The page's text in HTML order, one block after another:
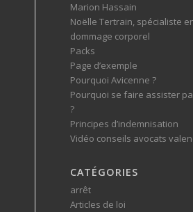
Marion Hassain
Noëlle Tertrain, spécialiste
dommage corporel
Packs
Page d’exemple
Pourquoi Avicenne ?
Pourquoi se faire assister
?
Principes d’indemnisation
Vidéo conseils avocats
CATÉGORIES
arrêt
Articles de loi